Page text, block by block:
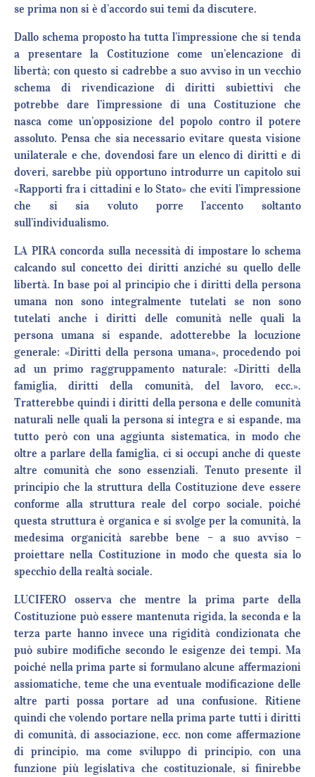
se prima non si è d’accordo sui temi da discutere.
Dallo schema proposto ha tutta l’impressione che si tenda
a presentare la Costituzione come un’elencazione di
libertà; con questo si cadrebbe a suo avviso in un vecchio
schema di rivendicazione di diritti subiettivi che
potrebbe dare l’impressione di una Costituzione che
nasca come un’opposizione del popolo contro il potere
assoluto. Pensa che sia necessario evitare questa visione
unilaterale e che, dovendosi fare un elenco di diritti e di
doveri, sarebbe più opportuno introdurre un capitolo sui
«Rapporti fra i cittadini e lo Stato» che eviti l’impressione
che si sia voluto porre l’accento soltanto
sull’individualismo.
LA PIRA concorda sulla necessità di impostare lo schema
calcando sul concetto dei diritti anziché su quello delle
libertà. In base poi al principio che i diritti della persona
umana non sono integralmente tutelati se non sono
tutelati anche i diritti delle comunità nelle quali la
persona umana si espande, adotterebbe la locuzione
generale: «Diritti della persona umana», procedendo poi
ad un primo raggruppamento naturale: «Diritti della
famiglia, diritti della comunità, del lavoro, ecc.».
Tratterebbe quindi i diritti della persona e delle comunità
naturali nelle quali la persona si integra e si espande, ma
tutto però con una aggiunta sistematica, in modo che
oltre a parlare della famiglia, ci si occupi anche di queste
altre comunità che sono essenziali. Tenuto presente il
principio che la struttura della Costituzione deve essere
conforme alla struttura reale del corpo sociale, poiché
questa struttura è organica e si svolge per la comunità, la
medesima organicità sarebbe bene – a suo avviso –
proiettare nella Costituzione in modo che questa sia lo
specchio della realtà sociale.
LUCIFERO osserva che mentre la prima parte della
Costituzione può essere mantenuta rigida, la seconda e la
terza parte hanno invece una rigidità condizionata che
può subire modifiche secondo le esigenze dei tempi. Ma
poiché nella prima parte si formulano alcune affermazioni
assiomatiche, teme che una eventuale modificazione delle
altre parti possa portare ad una confusione. Ritiene
quindi che volendo portare nella prima parte tutti i diritti
di comunità, di associazione, ecc. non come affermazione
di principio, ma come sviluppo di principio, con una
funzione più legislativa che costituzionale, si finirebbe